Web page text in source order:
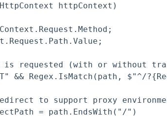
httpContext)
requested (with or without
&& Regex.IsMatch(path, $"^/
to support proxy
= path.EndsWith("/")